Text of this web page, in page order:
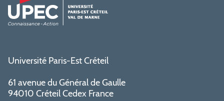
Université Paris-Est Créteil
61 avenue du Général de Gaulle
94010 Créteil Cedex France